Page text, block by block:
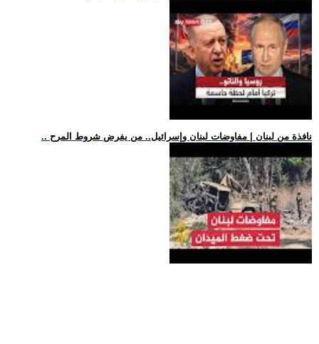
.. نافذة من لبنان | مفاوضات لبنان وإسرائيل.. من يفرض شروط المرح